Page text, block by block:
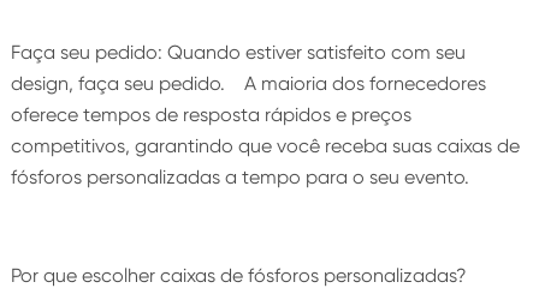
Faça seu pedido: Quando estiver satisfeito com seu
design, faça seu pedido. A maioria dos fornecedores
oferece tempos de resposta rápidos e preços
competitivos, garantindo que você receba suas caixas de
fósforos personalizadas a tempo para o seu evento.
Por que escolher caixas de fósforos personalizadas?